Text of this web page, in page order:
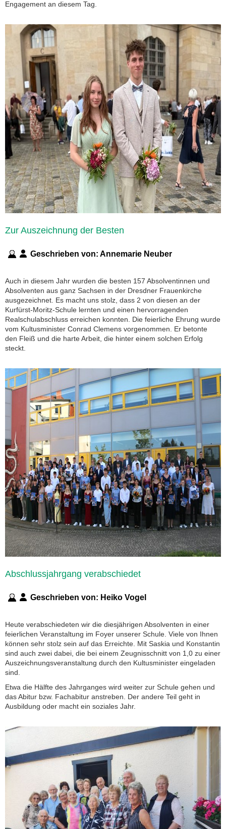
Engagement an diesem Tag.
Zur Auszeichnung der Besten
Geschrieben von: Annemarie Neuber
Auch in diesem Jahr wurden die besten 157 Absolventinnen und
Absolventen aus ganz Sachsen in der Dresdner Frauenkirche
ausgezeichnet. Es macht uns stolz, dass 2 von diesen an der
Kurfürst-Moritz-Schule lernten und einen hervorragenden
Realschulabschluss erreichen konnten. Die feierliche Ehrung wurde
vom Kultusminister Conrad Clemens vorgenommen. Er betonte
den Fleiß und die harte Arbeit, die hinter einem solchen Erfolg
steckt.
Abschlussjahrgang verabschiedet
Geschrieben von: Heiko Vogel
Heute verabschiedeten wir die diesjährigen Absolventen in einer
feierlichen Veranstaltung im Foyer unserer Schule. Viele von Ihnen
können sehr stolz sein auf das Erreichte. Mit Saskia und Konstantin
sind auch zwei dabei, die bei einem Zeugnisschnitt von 1,0 zu einer
Auszeichnungsveranstaltung durch den Kultusminister eingeladen
sind.
Etwa die Hälfte des Jahrganges wird weiter zur Schule gehen und
das Abitur bzw. Fachabitur anstreben. Der andere Teil geht in
Ausbildung oder macht ein soziales Jahr.